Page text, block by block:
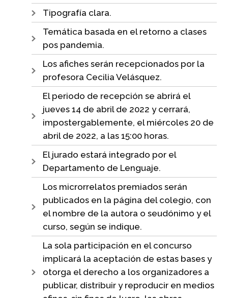
Tipografía clara.
Temática basada en el retorno a clases
pos pandemia.
Los afiches serán recepcionados por la
profesora Cecilia Velásquez.
El periodo de recepción se abrirá el
jueves 14 de abril de 2022 y cerrará,
impostergablemente, el miércoles 20 de
abril de 2022, a las 15:00 horas.
El jurado estará integrado por el
Departamento de Lenguaje.
Los microrrelatos premiados serán
publicados en la página del colegio, con
el nombre de la autora o seudónimo y el
curso, según se indique.
La sola participación en el concurso
implicará la aceptación de estas bases y
otorga el derecho a los organizadores a
publicar, distribuir y reproducir en medios